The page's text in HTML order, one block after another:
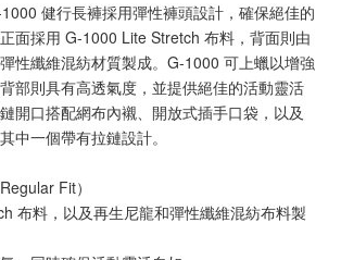
健行長褲採用彈性褲頭設計，確保絕佳的
面採用 G-1000 Lite Stretch 布料，背面則由
性纖維混紡材質製成。G-1000 可上蠟以增強
部則具有高透氣度，並提供絕佳的活動靈活
開口搭配網布內襯、開放式插手口袋，以及
中一個帶有拉鏈設計。
Fit）
布料，以及再生尼龍和彈性纖維混紡布料製